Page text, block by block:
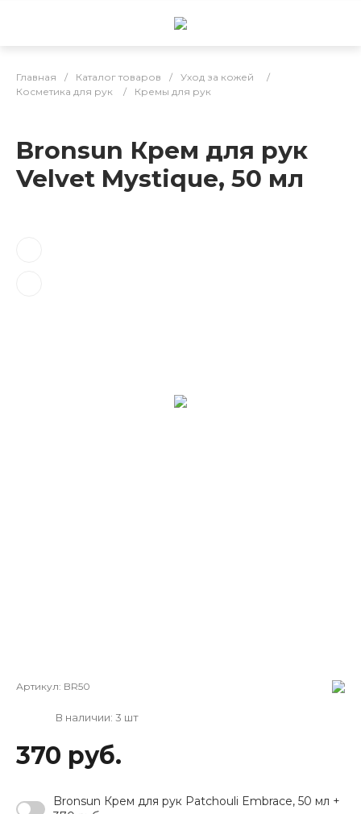
Главная / Каталог товаров / Уход за кожей
/
Косметика для рук
/ Кремы для рук
Bronsun Крем для рук
Velvet Mystique, 50 мл
Артикул: BR50
В наличии: 3 шт
370 руб.
Bronsun Крем для рук Patchouli Embrace, 50 мл +